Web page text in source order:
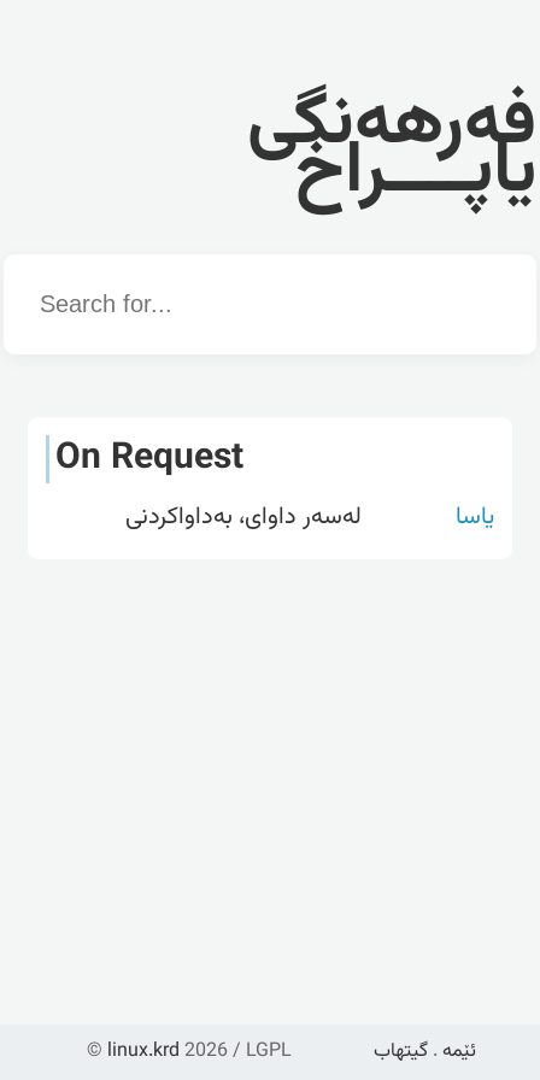
فەرهەنگی
یاپــــراخ
Word
On Request
یاسا لەسەر داوای، بەداواکردنی
© linux.krd 2026 / LGPL ئێمە . گیتهاب